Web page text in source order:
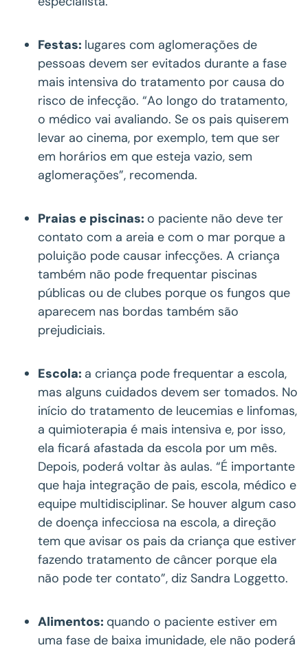
Festas: lugares com aglomerações de
pessoas devem ser evitados durante a fase
mais intensiva do tratamento por causa do
risco de infecção. “Ao longo do tratamento,
o médico vai avaliando. Se os pais quiserem
levar ao cinema, por exemplo, tem que ser
em horários em que esteja vazio, sem
aglomerações”, recomenda.
Praias e piscinas: o paciente não deve ter
contato com a areia e com o mar porque a
poluição pode causar infecções. A criança
também não pode frequentar piscinas
públicas ou de clubes porque os fungos que
aparecem nas bordas também são
prejudiciais.
Escola: a criança pode frequentar a escola,
mas alguns cuidados devem ser tomados. No
início do tratamento de leucemias e linfomas,
a quimioterapia é mais intensiva e, por isso,
ela ficará afastada da escola por um mês.
Depois, poderá voltar às aulas. “É importante
que haja integração de pais, escola, médico e
equipe multidisciplinar. Se houver algum caso
de doença infecciosa na escola, a direção
tem que avisar os pais da criança que estiver
fazendo tratamento de câncer porque ela
não pode ter contato”, diz Sandra Loggetto.
Alimentos: quando o paciente estiver em
uma fase de baixa imunidade, ele não poderá